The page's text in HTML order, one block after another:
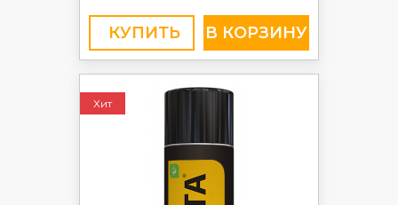
КУПИТЬ
Хит